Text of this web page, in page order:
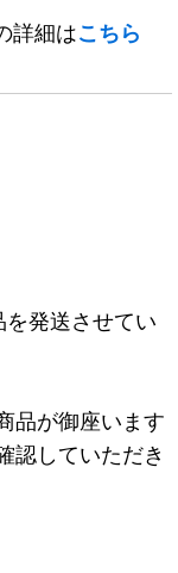
詳細はこちら
発送させてい
品が御座います
認していただき